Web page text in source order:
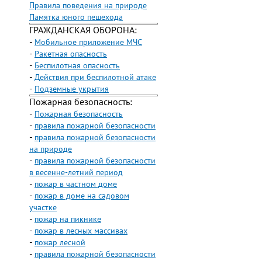
Правила поведения на природе
Памятка юного пешехода
ГРАЖДАНСКАЯ ОБОРОНА:
- Мобильное приложение МЧС
- Ракетная опасность
- Беспилотная опасность
- Действия при беспилотной атаке
- Подземные укрытия
Пожарная безопасность:
- Пожарная безопасность
- правила пожарной безопасности
- правила пожарной безопасности
на природе
- правила пожарной безопасности
в весенне-летний период
- пожар в частном доме
- пожар в доме на садовом
участке
- пожар на пикнике
- пожар в лесных массивах
- пожар лесной
- правила пожарной безопасности